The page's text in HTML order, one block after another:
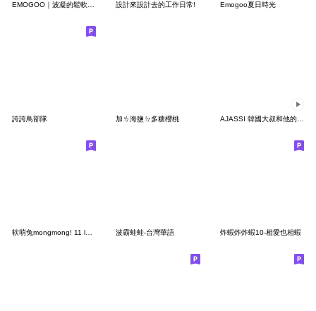
EMOGOO｜波凝的鬆軟日常（無字版） 設計來設計去的工作日常! Emogoo夏日時光
誇誇鳥部隊 加ㄌ海鹽ㄉ多糖櫻桃 AJASSI 韓國大叔和他的狗狗貓貓
波霸蛙蛙-台灣華語 炸蝦炸炸蝦10-相愛也相蝦